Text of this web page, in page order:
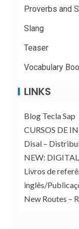
Proverbs and
Slang
Teaser
Vocabulary
LINKS
Blog Tecla Sap
CURSOS DE
Disal –
NEW:
Livros de
inglês/
New Routes –